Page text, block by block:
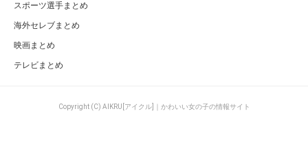
スポーツ選手まとめ
海外セレブまとめ
映画まとめ
テレビまとめ
Copyright (C) AIKRU[アイクル]｜かわいい女の子の情報サイト